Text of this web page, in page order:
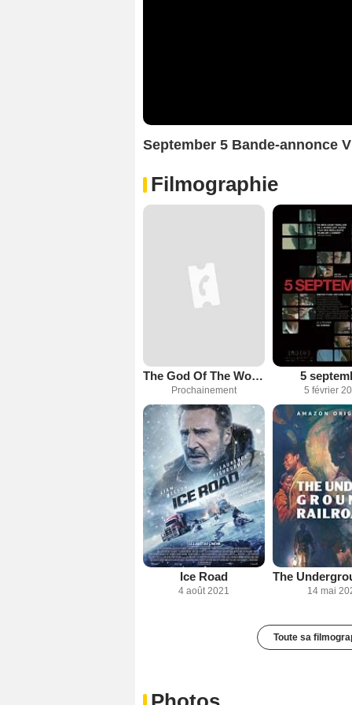
September 5 Bande-annonce
Filmographie
The God Of The Woods
Prochainement
5
5 février
Ice Road
4 août 2021 14 mai
Toute sa